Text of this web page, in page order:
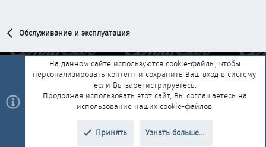
Обслуживание и эксплуатация
Обратная связь
Условия и правила
Политика конфиденциальности
Помощь Главная
R
add-ons by ThemeHouse Перевод от Jumuro®
На данном сайте используются cookie-файлы, чтобы
персонализировать контент и сохранить Ваш вход в систему,
если Вы зарегистрируетесь.
Продолжая использовать этот сайт, Вы соглашаетесь на
использование наших cookie-файлов.
Принять Узнать больше....